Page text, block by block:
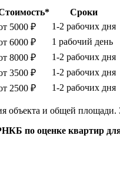
Сроки
5000 ₽
1-2 рабочих дня
6000 ₽
1 рабочий день
8000 ₽
1-2 рабочих дня
3500 ₽
1-2 рабочих дня
2500 ₽ 1-2 рабочих дня
объекта и общей
по оценке квартир